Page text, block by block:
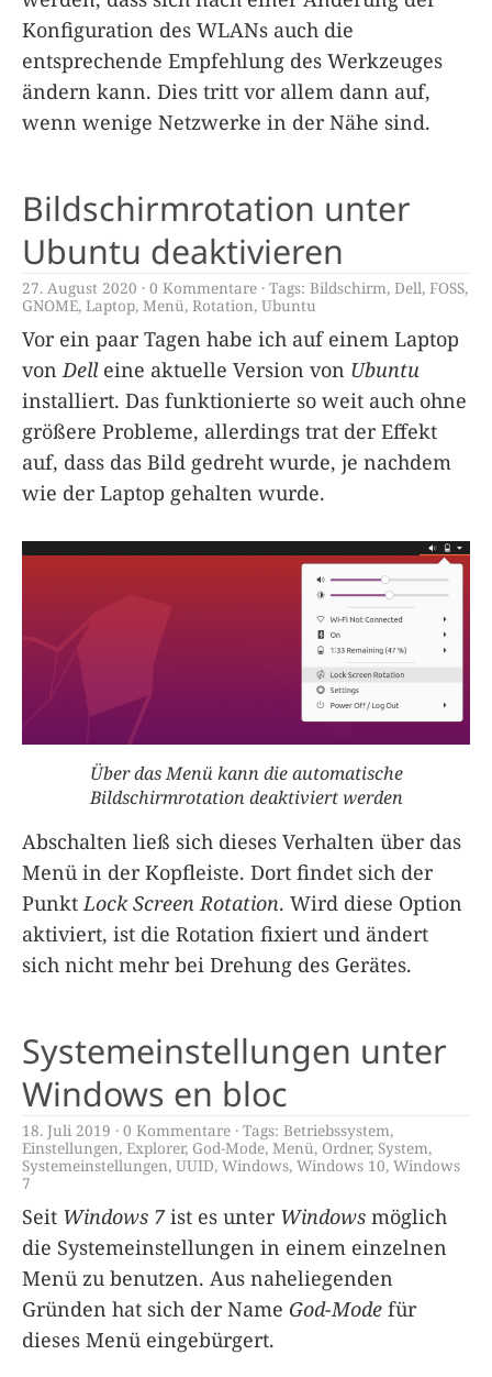
Konfiguration des WLANs auch die
entsprechende Empfehlung des Werkzeuges
ändern kann. Dies tritt vor allem dann auf,
wenn wenige Netzwerke in der Nähe sind.
Bildschirmrotation unter
Ubuntu deaktivieren
27. August 2020 0 Kommentare Tags: Bildschirm, Dell, FOSS,
GNOME, Laptop, Menü, Rotation, Ubuntu
Vor ein paar Tagen habe ich auf einem Laptop
von Delleine aktuelle Version von Ubuntu
installiert. Das funktionierte so weit auch ohne
größere Probleme, allerdings trat der Effekt
auf, dass das Bild gedreht wurde, je nachdem
wie der Laptop gehalten wurde.
Über das Menü kann die automatische
Bildschirmrotation deaktiviert werden
Abschalten ließ sich dieses Verhalten über das
Menü in der Kopfleiste. Dort findet sich der
Punkt Lock Screen Rotation. Wird diese Option
aktiviert, ist die Rotation fixiert und ändert
sich nicht mehr bei Drehung des Gerätes.
Systemeinstellungen unter
Windows en bloc
18. Juli 2019 0 Kommentare Tags: Betriebssystem,
Einstellungen, Explorer, God-Mode, Menü, Ordner, System,
Systemeinstellungen, UUID, Windows, Windows 10, Windows
7
Seit Windows 7ist es unter Windows möglich
die Systemeinstellungen in einem einzelnen
Menü zu benutzen. Aus naheliegenden
Gründen hat sich der Name God-Mode für
dieses Menü eingebürgert.